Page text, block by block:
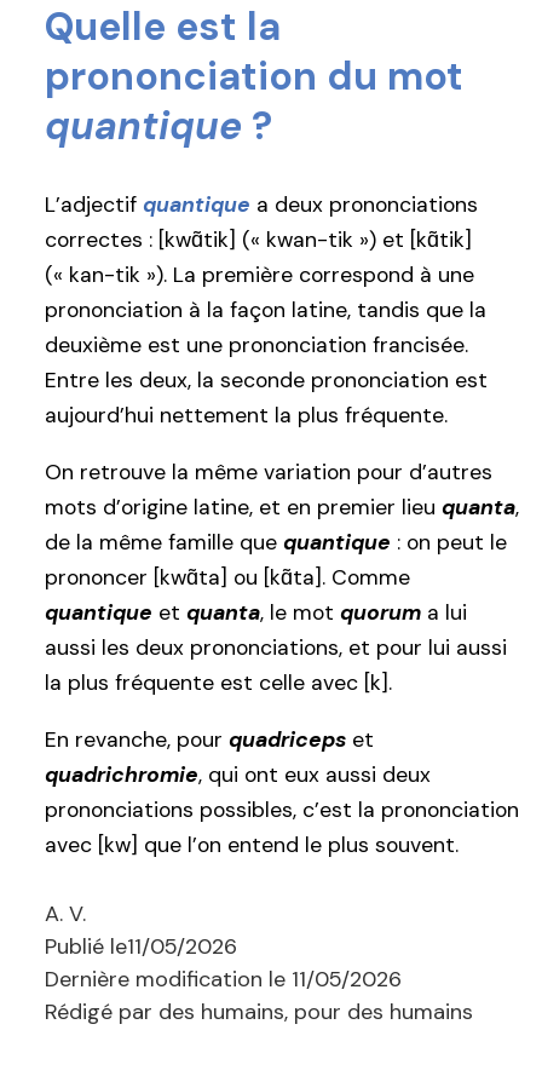
Quelle est la
prononciation du mot
quantique ?
L’adjectif quantique a deux prononciations
correctes : [kwɑ̃tik] (« kwan-tik ») et [kɑ̃tik]
(« kan-tik »). La première correspond à une
prononciation à la façon latine, tandis que la
deuxième est une prononciation francisée.
Entre les deux, la seconde prononciation est
aujourd’hui nettement la plus fréquente.
On retrouve la même variation pour d’autres
mots d’origine latine, et en premier lieu quanta,
de la même famille que quantique : on peut le
prononcer [kwɑ̃ta] ou [kɑ̃ta]. Comme
quantique et quanta, le mot quorum a lui
aussi les deux prononciations, et pour lui aussi
la plus fréquente est celle avec [k].
En revanche, pour quadriceps et
quadrichromie, qui ont eux aussi deux
prononciations possibles, c’est la prononciation
avec [kw] que l’on entend le plus souvent.
A. V.
Publié le11/05/2026
Dernière modification le 11/05/2026
Rédigé par des humains, pour des humains